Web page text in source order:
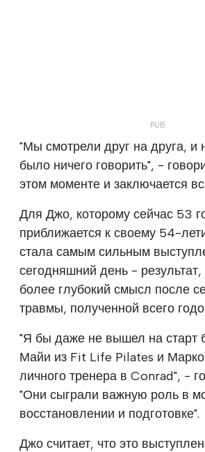
"Мы смотрели друг на друга, и
было ничего говорить", -
этом моменте и заключается
Для Джо, которому сейчас 53
приближается к своему 54-
стала самым сильным
сегодняшний день -
более глубокий смысл после
травмы, полученной всего
"Я бы даже не вышел на старт
Майи из Fit Life Pilates и
личного тренера в Conrad", -
"Они сыграли важную роль в
восстановлении и подготовке".
Джо считает, что это